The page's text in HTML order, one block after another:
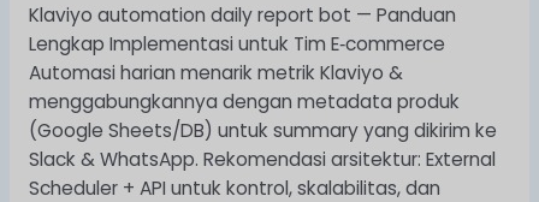
Klaviyo automation daily report bot — Panduan
Lengkap Implementasi untuk Tim E‑commerce
Automasi harian menarik metrik Klaviyo &
menggabungkannya dengan metadata produk
(Google Sheets/DB) untuk summary yang dikirim ke
Slack & WhatsApp. Rekomendasi arsitektur: External
Scheduler + API untuk kontrol, skalabilitas, dan
Implementasi
untuk
Tim
E‑commerce